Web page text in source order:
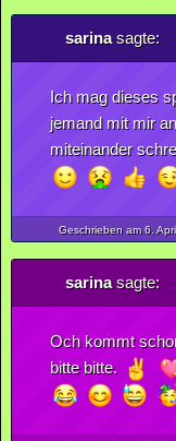
sarinasagte:
Ich mag dieses
jemand mit mir
miteinander
Geschrieben am 6.
sarinasagte:
Och kommt
bitte bitte.